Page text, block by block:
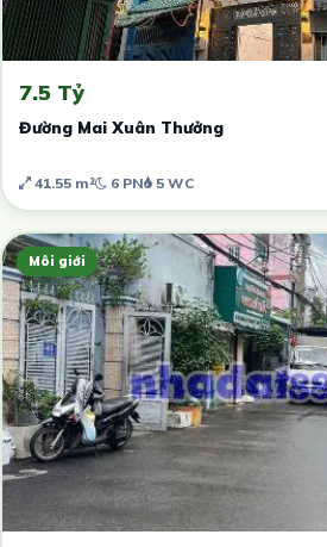
7.5 Tỷ
Đường Mai Xuân Thưởng
41.55 m² 6 PN 5 WC
Môi giới